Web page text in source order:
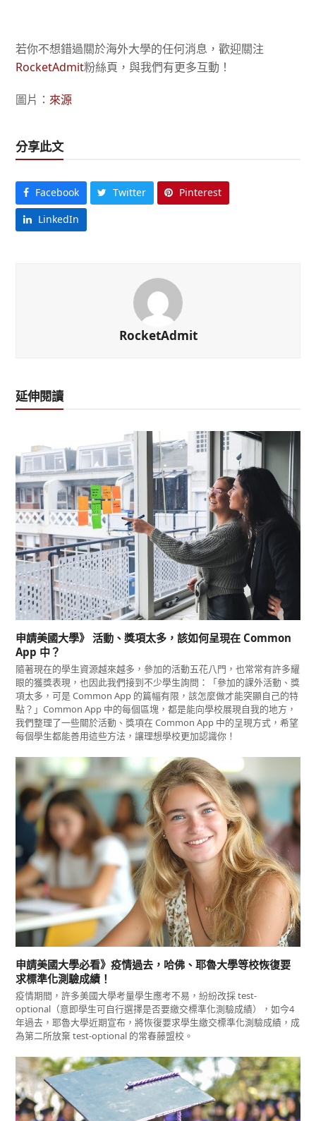
若你不想錯過關於海外大學的任何消息，歡迎關注
RocketAdmit粉絲頁，與我們有更多互動！
圖片： 來源
分享此文
Facebook Twitter
Pinterest
LinkedIn
RocketAdmit
延伸閱讀
申請美國大學》 活動、獎項太多，該如何呈現在 Common
App 中？
隨著現在的學生資源越來越多，參加的活動五花八門，也常常有許多耀
眼的獲獎表現，也因此我們接到不少學生詢問：「參加的課外活動、獎
項太多，可是 Common App 的篇幅有限，該怎麼做才能突顯自己的特
點？」Common App 中的每個區塊，都是能向學校展現自我的地方，
我們整理了一些關於活動、獎項在 Common App 中的呈現方式，希望
每個學生都能善用這些方法，讓理想學校更加認識你！
申請美國大學必看》疫情過去，哈佛、耶魯大學等校恢復要
求標準化測驗成績！
疫情期間，許多美國大學考量學生應考不易，紛紛改採 test-
optional（意即學生可自行選擇是否要繳交標準化測驗成績），如今4
年過去，耶魯大學近期宣布，將恢復要求學生繳交標準化測驗成績，成
為第二所放棄 test-optional 的常春藤盟校。